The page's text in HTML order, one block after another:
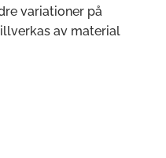
variationer på
av material